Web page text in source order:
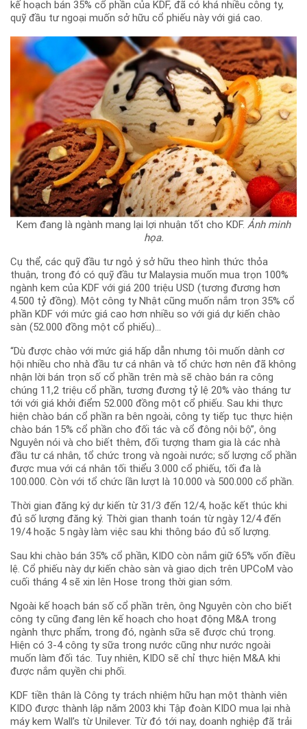
kế hoạch bán 35% cổ phần của KDF, đã có khá nhiều công ty,
quỹ đầu tư ngoại muốn sở hữu cổ phiếu này với giá cao.
Kem đang là ngành mang lại lợi nhuận tốt cho KDF. Ảnh minh
họa.
Cụ thể, các quỹ đầu tư ngỏ ý sở hữu theo hình thức thỏa
thuận, trong đó có quỹ đầu tư Malaysia muốn mua trọn 100%
ngành kem của KDF với giá 200 triệu USD (tương đương hơn
4.500 tỷ đồng). Một công ty Nhật cũng muốn nắm trọn 35% cổ
phần KDF với mức giá cao hơn nhiều so với giá dự kiến chào
sàn (52.000 đồng một cổ phiếu)…
“Dù được chào với mức giá hấp dẫn nhưng tôi muốn dành cơ
hội nhiều cho nhà đầu tư cá nhân và tổ chức hơn nên đã không
nhận lời bán trọn số cổ phần trên mà sẽ chào bán ra công
chúng 11,2 triệu cổ phần, tương đương tỷ lệ 20% vào tháng tư
tới với giá khởi điểm 52.000 đồng một cổ phiếu. Sau khi thực
hiện chào bán cổ phần ra bên ngoài, công ty tiếp tục thực hiện
chào bán 15% cổ phần cho đối tác và cổ đông nội bộ”, ông
Nguyên nói và cho biết thêm, đối tượng tham gia là các nhà
đầu tư cá nhân, tổ chức trong và ngoài nước; số lượng cổ phần
được mua với cá nhân tối thiểu 3.000 cổ phiếu, tối đa là
100.000. Còn với tổ chức lần lượt là 10.000 và 500.000 cổ phần.
Thời gian đăng ký dự kiến từ 31/3 đến 12/4, hoặc kết thúc khi
đủ số lượng đăng ký. Thời gian thanh toán từ ngày 12/4 đến
19/4 hoặc 5 ngày làm việc sau khi thông báo đủ số lượng.
Sau khi chào bán 35% cổ phần, KIDO còn nắm giữ 65% vốn điều
lệ. Cổ phiếu này dự kiến chào sàn và giao dịch trên UPCoM vào
cuối tháng 4 sẽ xin lên Hose trong thời gian sớm.
Ngoài kế hoạch bán số cổ phần trên, ông Nguyên còn cho biết
công ty cũng đang lên kế hoạch cho hoạt động M&A trong
ngành thực phẩm, trong đó, ngành sữa sẽ được chú trọng.
Hiện có 3-4 công ty sữa trong nước cũng như nước ngoài
muốn làm đối tác. Tuy nhiên, KIDO sẽ chỉ thực hiện M&A khi
được nắm quyền chi phối.
KDF tiền thân là Công ty trách nhiệm hữu hạn một thành viên
KIDO được thành lập năm 2003 khi Tập đoàn KIDO mua lại nhà
máy kem Wall’s từ Unilever. Từ đó tới nay, doanh nghiệp đã trải